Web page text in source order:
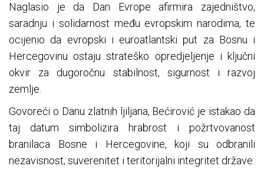
Naglasio je da Dan Evrope afirmira zajedništvo,
saradnju i solidarnost među evropskim narodima, te
ocijenio da evropski i euroatlantski put za Bosnu i
Hercegovinu ostaju strateško opredjeljenje i ključni
okvir za dugoročnu stabilnost, sigurnost i razvoj
zemlje.
Govoreći o Danu zlatnih ljiljana, Bećirović je istakao da
taj datum simbolizira hrabrost i požrtvovanost
branilaca Bosne i Hercegovine, koji su odbranili
nezavisnost, suverenitet i teritorijalni integritet države.